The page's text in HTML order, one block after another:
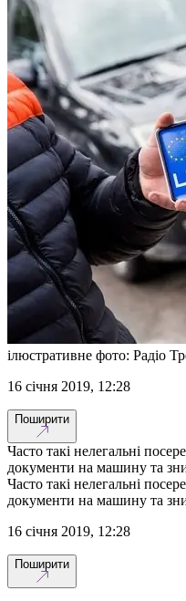
ілюстративне фото: Радіо
16 січня 2019, 12:28
Поширити
Часто такі нелегальні
документи на машину та
Часто такі нелегальні
документи на машину та
16 січня 2019, 12:28
Поширити